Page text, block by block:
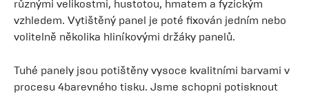
různými velikostmi, hustotou, hmatem a fyzickým
vzhledem. Vytištěný panel je poté fixován jedním nebo
volitelně několika hliníkovými držáky panelů.
Tuhé panely jsou potištěny vysoce kvalitními barvami v
procesu 4barevného tisku. Jsme schopni potisknout